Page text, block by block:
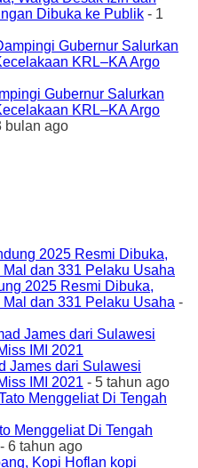
Dibuka ke Publik - 1
Gubernur Salurkan
KRL–KA Argo
bulan ago
2025 Resmi Dibuka,
dan 331 Pelaku Usaha -
James dari Sulawesi
IMI 2021 - 5 tahun ago
Menggeliat Di Tengah
- 6 tahun ago